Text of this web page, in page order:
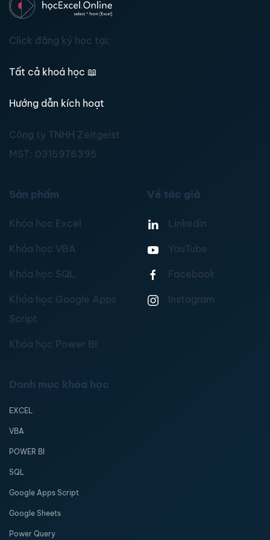
Click đăng ký học tại:
Tất cả khoá học 📖
Hướng dẫn kích hoạt
Công ty TNHH Zeitgeist
MST: 0315976395
Sản phẩm
Khóa học Excel
Khóa học VBA
Khóa học SQL
Khóa học Google Apps
Script
Khóa học Power BI
Về tác giả
Linkedin
YouTube
Facebook
Instagram
Danh mục khóa học
EXCEL
VBA
POWER BI
SQL
Google Apps Script
Google Sheets
Power Query